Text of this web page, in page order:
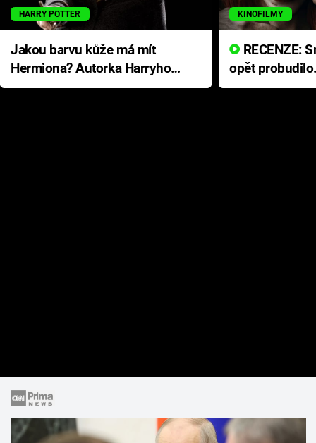
HARRY POTTER
Jakou barvu kůže má mít
Hermiona? Autorka Harryho
Pottera přišla s ráznou
KINOFILMY
opět
přichází s